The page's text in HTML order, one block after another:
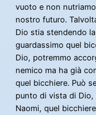
vuoto e non
nostro futuro.
Dio stia stendendo
guardassimo quel
Dio, potremmo
nemico ma ha già
quel bicchiere. Può
punto di vista di
Naomi, quel